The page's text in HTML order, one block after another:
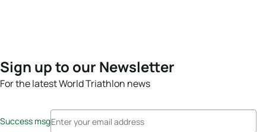
Sign up to our Newsletter
For the latest World Triathlon news
Success msg